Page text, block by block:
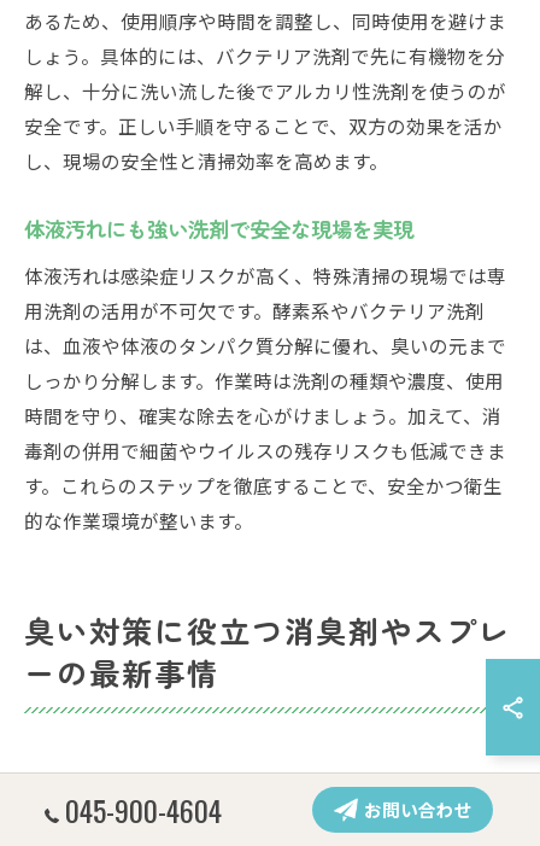
あるため、使用順序や時間を調整し、同時使用を避けま
しょう。具体的には、バクテリア洗剤で先に有機物を分
解し、十分に洗い流した後でアルカリ性洗剤を使うのが
安全です。正しい手順を守ることで、双方の効果を活か
し、現場の安全性と清掃効率を高めます。
体液汚れにも強い洗剤で安全な現場を実現
体液汚れは感染症リスクが高く、特殊清掃の現場では専
用洗剤の活用が不可欠です。酵素系やバクテリア洗剤
は、血液や体液のタンパク質分解に優れ、臭いの元まで
しっかり分解します。作業時は洗剤の種類や濃度、使用
時間を守り、確実な除去を心がけましょう。加えて、消
毒剤の併用で細菌やウイルスの残存リスクも低減できま
す。これらのステップを徹底することで、安全かつ衛生
的な作業環境が整います。
臭い対策に役立つ消臭剤やスプレ
ーの最新事情
特殊清掃現場で注目の消臭剤最新トレンド
特殊清掃の現場では、血液や体液、死臭など強い臭いの
045-900-4604 お問い合わせ